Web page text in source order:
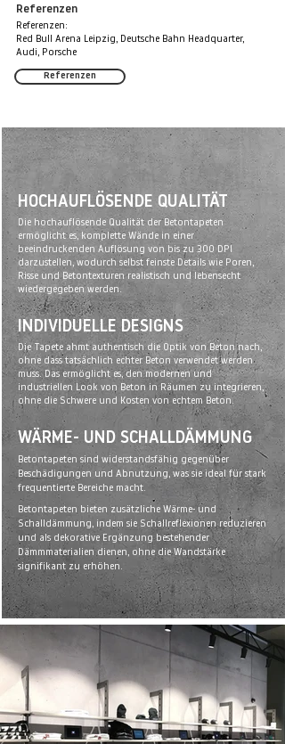
Referenzen
Referenzen:
Red Bull Arena Leipzig, Deutsche Bahn Headquarter,
Audi, Porsche
Referenzen
HOCHAUFLÖSENDE QUALITÄT
Betontapeten sind widerstandsfähig gegenüber
Beschädigungen und Abnutzung, was sie ideal für stark
frequentierte Bereiche macht.
Die hochauflösende Qualität der Betontapeten
ermöglicht es, komplette Wände in einer
beeindruckenden Auflösung von bis zu 300 DPI
darzustellen, wodurch selbst feinste Details wie Poren,
Risse und Betontexturen realistisch und lebensecht
wiedergegeben werden.
Die Tapete ahmt authentisch die Optik von Beton nach,
ohne dass tatsächlich echter Beton verwendet werden
muss. Das ermöglicht es, den modernen und
industriellen Look von Beton in Räumen zu integrieren,
ohne die Schwere und Kosten von echtem Beton.
Betontapeten bieten zusätzliche Wärme- und
Schalldämmung, indem sie Schallreflexionen reduzieren
und als dekorative Ergänzung bestehender
Dämmmaterialien dienen, ohne die Wandstärke
signifikant zu erhöhen.
WÄRME- UND SCHALLDÄMMUNG
INDIVIDUELLE DESIGNS